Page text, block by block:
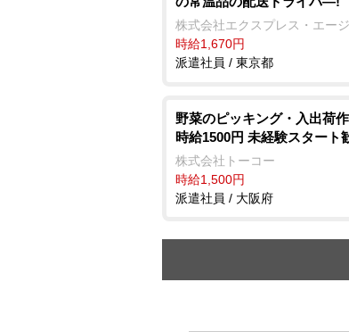
株式会社エクスプレス・エー
時給1,670円
派遣社員 / 東京都
野菜のピッキング・入出荷
時給1500円 未経験スタート
株式会社トーコー
時給1,500円
派遣社員 / 大阪府